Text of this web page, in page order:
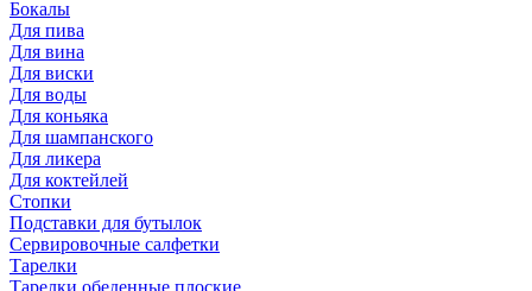
Бокалы
Для пива
Для вина
Для виски
Для воды
Для коньяка
Для шампанского
Для ликера
Для коктейлей
Стопки
Подставки для бутылок
Сервировочные салфетки
Тарелки
Тарелки обеденные плоские